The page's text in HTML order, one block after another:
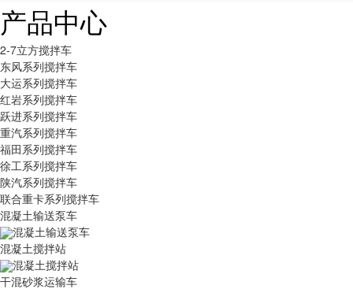
产品中心
2-7立方搅拌车
东风系列搅拌车
大运系列搅拌车
红岩系列搅拌车
跃进系列搅拌车
重汽系列搅拌车
福田系列搅拌车
徐工系列搅拌车
陕汽系列搅拌车
联合重卡系列搅拌车
混凝土输送泵车
混凝土输送泵车
混凝土搅拌站
混凝土搅拌站
干混砂浆运输车